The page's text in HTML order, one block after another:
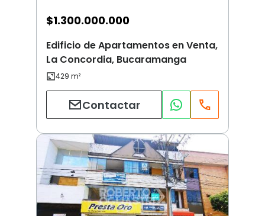
$1.300.000.000
Edificio de Apartamentos en Venta,
La Concordia, Bucaramanga
Contactar